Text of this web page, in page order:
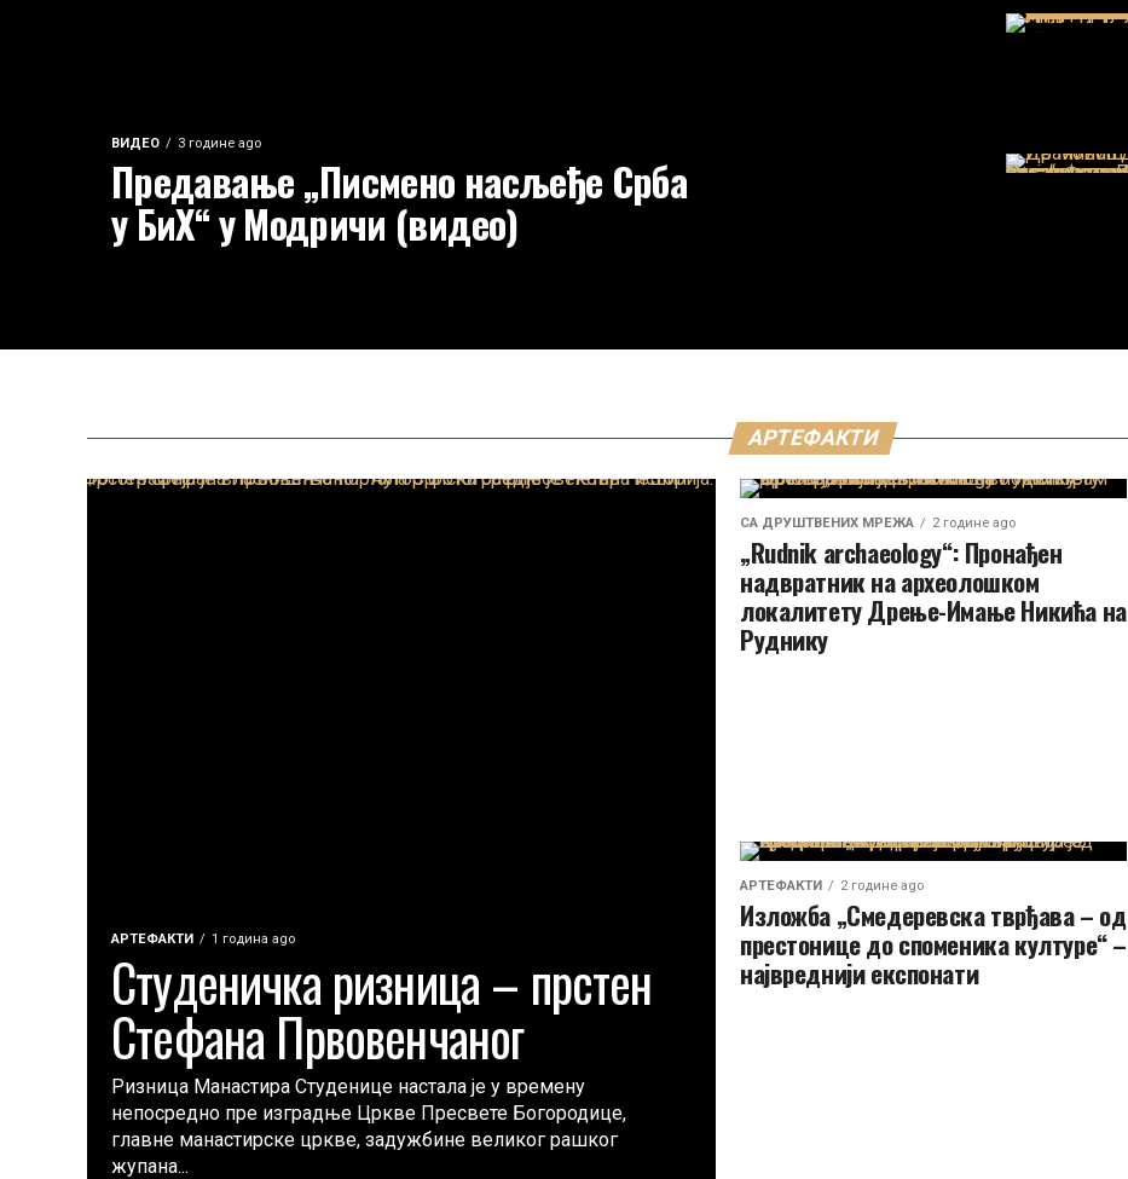
ВИДЕО 3 године ago
Предавање „Писмено насљеђе Срба
у БиХ“ у Модричи (видео)
АРТЕФАКТИ
АРТЕФАКТИ 1 година ago
Студеничка ризница – прстен
Стефана Првовенчаног
Ризница Манастира Студенице настала је у времену
непосредно пре изградње Цркве Пресвете Богородице,
главне манастирске цркве, задужбине великог рашког
жупана...
СА ДРУШТВЕНИХ МРЕЖА 2 године ago
„Rudnik archaeology“: Пронађен
надвратник на археолошком
локалитету Дрење-Имање Никића на
Руднику
АРТЕФАКТИ 2 године ago
Изложба „Смедеревска тврђава – од
престонице до споменика културе“ –
највреднији експонати